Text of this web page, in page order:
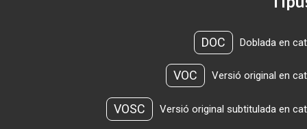
DOC Doblada en
VOC Versió original en
VOSC Versió original subtitulada en